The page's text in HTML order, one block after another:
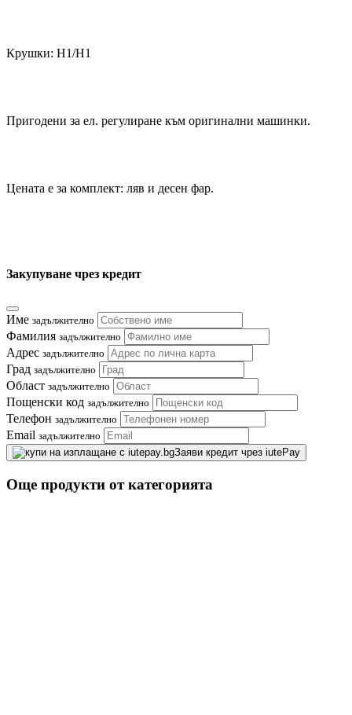
Крушки: Н1/Н1
Пригодени за ел. регулиране към оригинални машинки.
Цената е за комплект: ляв и десен фар.
Закупуване чрез кредит
Име задължително
Фамилия задължително
Адрес задължително
Град задължително
Област задължително
Пощенски код задължително
Телефон задължително
Email задължително
Заяви кредит чрез iutePay
Още продукти от категорията